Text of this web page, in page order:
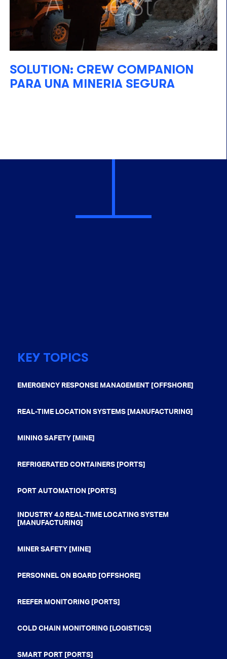
SOLUTION: CREW COMPANION
PARA UNA MINERIA SEGURA
KEY TOPICS
EMERGENCY RESPONSE MANAGEMENT [OFFSHORE]
REAL-TIME LOCATION SYSTEMS [MANUFACTURING]
MINING SAFETY [MINE]
REFRIGERATED CONTAINERS [PORTS]
PORT AUTOMATION [PORTS]
INDUSTRY 4.0 REAL-TIME LOCATING SYSTEM
[MANUFACTURING]
MINER SAFETY [MINE]
PERSONNEL ON BOARD [OFFSHORE]
REEFER MONITORING [PORTS]
COLD CHAIN MONITORING [LOGISTICS]
SMART PORT [PORTS]